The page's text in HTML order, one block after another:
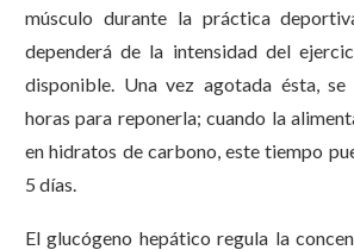
músculo durante la práctica
dependerá de la intensidad del
disponible. Una vez agotada ésta, se
horas para reponerla; cuando la
en hidratos de carbono, este tiempo
5 días.
El glucógeno hepático regula la